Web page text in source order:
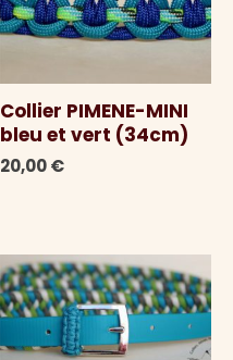
Collier PIMENE-MINI
bleu et vert (34cm)
20,00€